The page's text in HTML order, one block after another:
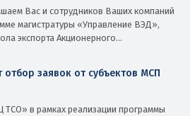
Вас и сотрудников Ваших компаний
магистратуры «Управление ВЭД»,
экспорта Акционерного...
заявок от субъектов МСП
в рамках реализации программы